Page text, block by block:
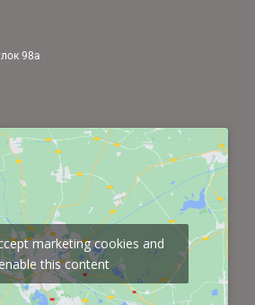
98а
marketing cookies and
this content